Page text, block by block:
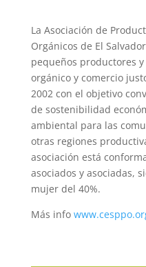
La Asociación de
Orgánicos de El
pequeños productores
orgánico y comercio
2002 con el objetivo
de sostenibilidad
ambiental para las
otras regiones
asociación está
asociados y asociadas,
mujer del 40%.
Más info